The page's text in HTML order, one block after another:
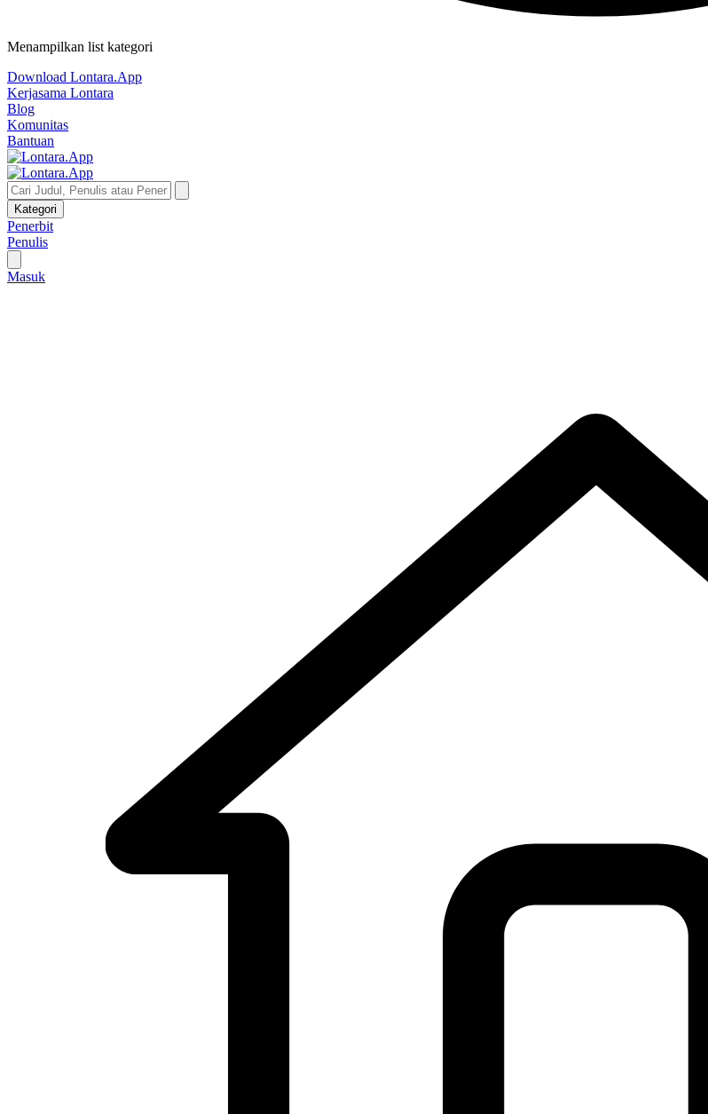
Menampilkan list kategori
Download Lontara.App
Kerjasama Lontara
Blog
Komunitas
Bantuan
Kategori
Penerbit
Penulis
Masuk